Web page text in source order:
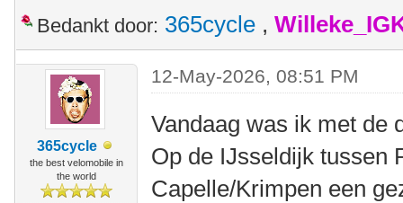
Bedankt door: 365cycle ,
365cycle
the best velomobile in
the world
12-May-2026, 08:51 PM
Vandaag was ik met de
Op de IJsseldijk tussen
Capelle/Krimpen een